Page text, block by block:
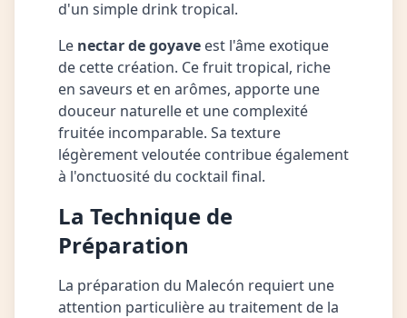
d'un simple drink tropical.
Le nectar de goyave est l'âme exotique
de cette création. Ce fruit tropical, riche
en saveurs et en arômes, apporte une
douceur naturelle et une complexité
fruitée incomparable. Sa texture
légèrement veloutée contribue également
à l'onctuosité du cocktail final.
La Technique de
Préparation
La préparation du Malecón requiert une
attention particulière au traitement de la